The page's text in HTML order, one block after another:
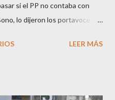
si el PP no contaba con
lo dijeron los portavoces
o los anarcos porque a estos
LEER MÁS